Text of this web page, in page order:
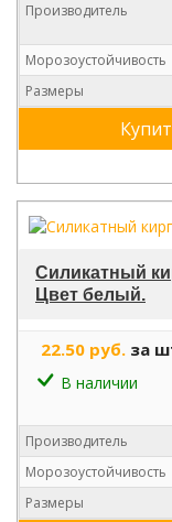
Производитель
Морозоустойчивость
Размеры
Силикатный
Цвет белый.
22.50 руб. за
В наличии
Производитель
Морозоустойчивость
Размеры